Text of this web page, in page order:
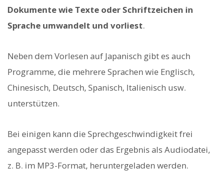
Dokumente wie Texte oder Schriftzeichen in
Sprache umwandelt und vorliest.
Neben dem Vorlesen auf Japanisch gibt es auch
Programme, die mehrere Sprachen wie Englisch,
Chinesisch, Deutsch, Spanisch, Italienisch usw.
unterstützen.
Bei einigen kann die Sprechgeschwindigkeit frei
angepasst werden oder das Ergebnis als Audiodatei,
z. B. im MP3-Format, heruntergeladen werden.